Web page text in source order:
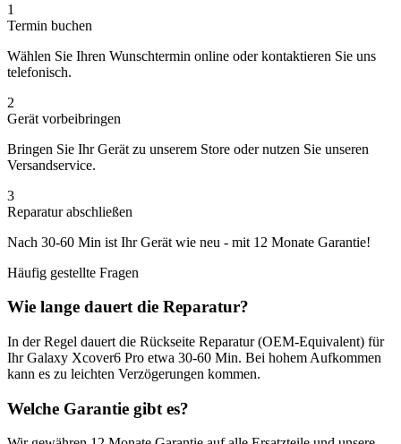
1
Termin buchen
Wählen Sie Ihren Wunschtermin online oder kontaktieren Sie uns
telefonisch.
2
Gerät vorbeibringen
Bringen Sie Ihr Gerät zu unserem Store oder nutzen Sie unseren
Versandservice.
3
Reparatur abschließen
Nach 30-60 Min ist Ihr Gerät wie neu - mit 12 Monate Garantie!
Häufig gestellte Fragen
Wie lange dauert die Reparatur?
In der Regel dauert die Rückseite Reparatur (OEM-Equivalent) für
IhrGalaxy Xcover6 Pro etwa 30-60 Min. Bei hohem Aufkommen
kann es zu leichten Verzögerungen kommen.
Welche Garantie gibt es?